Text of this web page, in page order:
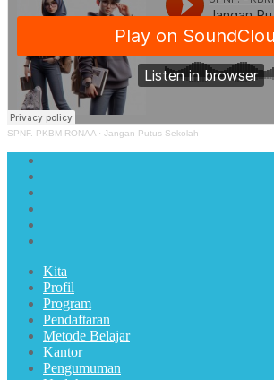
SPNF. PKBM RONAA · Jangan Putus Sekolah
Kita
Profil
Program
Pendaftaran
Metode Belajar
Kantor
Pengumuman